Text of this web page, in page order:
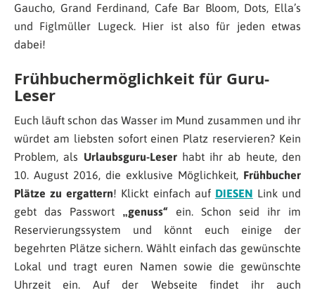
Gaucho, Grand Ferdinand, Cafe Bar Bloom, Dots, Ella’s
und Figlmüller Lugeck. Hier ist also für jeden etwas
dabei!
Frühbuchermöglichkeit für Guru-
Leser
Euch läuft schon das Wasser im Mund zusammen und ihr
würdet am liebsten sofort einen Platz reservieren? Kein
Problem, als Urlaubsguru-Leserhabt ihr ab heute, den
10. August 2016, die exklusive Möglichkeit, Frühbucher
Plätze zu ergattern! Klickt einfach auf DIESEN Link und
gebt das Passwort „genuss“ ein. Schon seid ihr im
Reservierungssystem und könnt euch einige der
begehrten Plätze sichern. Wählt einfach das gewünschte
Lokal und tragt euren Namen sowie die gewünschte
Uhrzeit ein. Auf der Webseite findet ihr auch